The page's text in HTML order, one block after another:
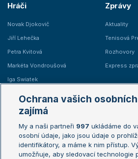
Hráči
Novak Djokovič
Jiří Lehečka
Petra Kvitová
Markéta Vondroušová
Iga Swiatek
Zprávy
Aktuality
Tenisová
Rozhovory
Express
Žebříčky
Žebříček ATP (muži)
Žebříček WTA (ženy)
Sázkařský žebříček
Australian
French Open
Wimbledon
Ochrana vašich
zajímá
My a naši partneři 997 ukládáme do
osobní údaje, jako jsou údaje o
identifikátory, a máme k nim přístup.
umožňuje, aby sledovací technologie